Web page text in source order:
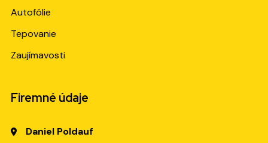
Autofólie
Tepovanie
Zaujímavosti
Firemné údaje
Daniel Poldauf